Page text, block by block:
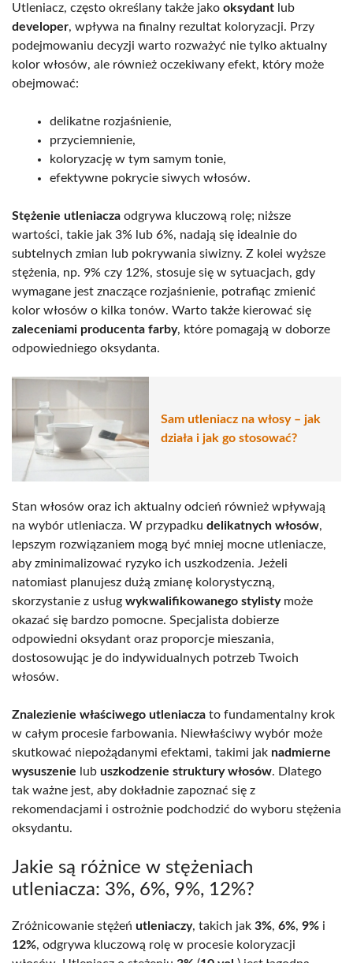
Utleniacz, często określany także jako oksydant lub
developer, wpływa na finalny rezultat koloryzacji. Przy
podejmowaniu decyzji warto rozważyć nie tylko aktualny
kolor włosów, ale również oczekiwany efekt, który może
obejmować:
delikatne rozjaśnienie,
przyciemnienie,
koloryzację w tym samym tonie,
efektywne pokrycie siwych włosów.
Stężenie utleniacza odgrywa kluczową rolę; niższe
wartości, takie jak 3% lub 6%, nadają się idealnie do
subtelnych zmian lub pokrywania siwizny. Z kolei wyższe
stężenia, np. 9% czy 12%, stosuje się w sytuacjach, gdy
wymagane jest znaczące rozjaśnienie, potrafiąc zmienić
kolor włosów o kilka tonów. Warto także kierować się
zaleceniami producenta farby, które pomagają w doborze
odpowiedniego oksydanta.
Sam utleniacz na włosy – jak
działa i jak go stosować?
Stan włosów oraz ich aktualny odcień również wpływają
na wybór utleniacza. W przypadku delikatnych włosów,
lepszym rozwiązaniem mogą być mniej mocne utleniacze,
aby zminimalizować ryzyko ich uszkodzenia. Jeżeli
natomiast planujesz dużą zmianę kolorystyczną,
skorzystanie z usług wykwalifikowanego stylistymoże
okazać się bardzo pomocne. Specjalista dobierze
odpowiedni oksydant oraz proporcje mieszania,
dostosowując je do indywidualnych potrzeb Twoich
włosów.
Znalezienie właściwego utleniacza to fundamentalny krok
w całym procesie farbowania. Niewłaściwy wybór może
skutkować niepożądanymi efektami, takimi jak nadmierne
wysuszenie lub uszkodzenie struktury włosów. Dlatego
tak ważne jest, aby dokładnie zapoznać się z
rekomendacjami i ostrożnie podchodzić do wyboru stężenia
oksydantu.
Jakie są różnice w stężeniach
utleniacza: 3%, 6%, 9%, 12%?
Zróżnicowanie stężeń utleniaczy, takich jak 3%, 6%, 9% i
12%, odgrywa kluczową rolę w procesie koloryzacji